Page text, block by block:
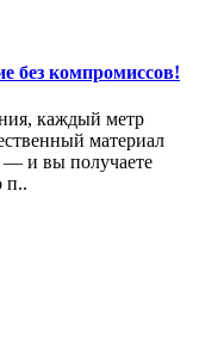
без компромиссов!
каждый метр
материал
— и вы получаете
п..